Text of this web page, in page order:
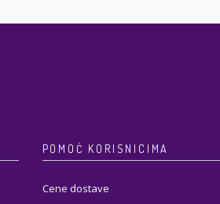
POMOĆ KORISNICIMA
Cene dostave